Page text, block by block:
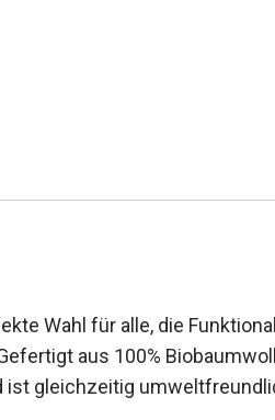
Wahl für alle, die
aus 100%
ist gleichzeitig